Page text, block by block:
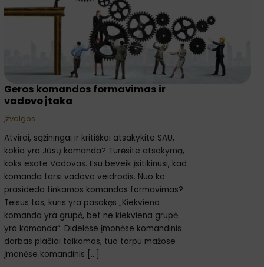
Geros komandos formavimas ir
vadovo įtaka
Įžvalgos
Atvirai, sąžiningai ir kritiškai atsakykite SAU,
kokia yra Jūsų komanda? Turėsite atsakymą,
koks esate Vadovas. Esu beveik įsitikinusi, kad
komanda tarsi vadovo veidrodis. Nuo ko
prasideda tinkamos komandos formavimas?
Teisus tas, kuris yra pasakęs „Kiekviena
komanda yra grupė, bet ne kiekviena grupė
yra komanda“. Didelėse įmonėse komandinis
darbas plačiai taikomas, tuo tarpu mažose
įmonėse komandinis […]
įtaka